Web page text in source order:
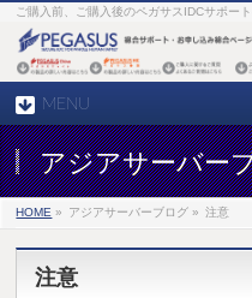
ご購入前、ご購入後のペガサスIDCサポー
MENU
アジアサーバー
HOME » アジアサーバーブログ » 注意
注意